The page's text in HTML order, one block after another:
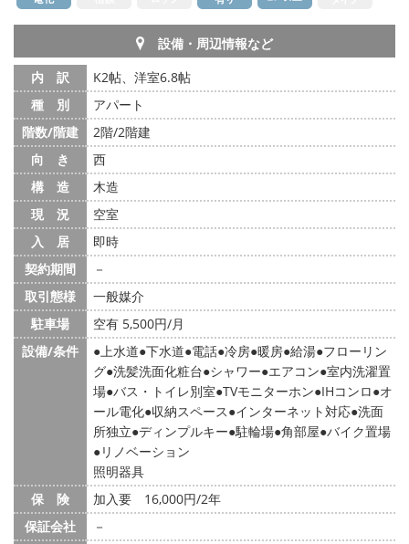
設備・周辺情報など
内 訳
K2帖、洋室6.8帖
種 別
アパート
階数/階建
2階/2階建
向 き
西
構 造
木造
現 況
空室
入 居
即時
契約期間
－
取引態様
一般媒介
駐車場
空有 5,500円/月
設備/条件
上水道 下水道 電話 冷房 暖房 給湯 フローリン
グ 洗髪洗面化粧台 シャワー エアコン 室内洗濯置
場 バス・トイレ別室 TVモニターホン IHコンロ オ
ール電化 収納スペース インターネット対応 洗面
所独立 ディンプルキー 駐輪場 角部屋 バイク置場
リノベーション
照明器具
保 険
加入要 16,000円/2年
保証会社
－